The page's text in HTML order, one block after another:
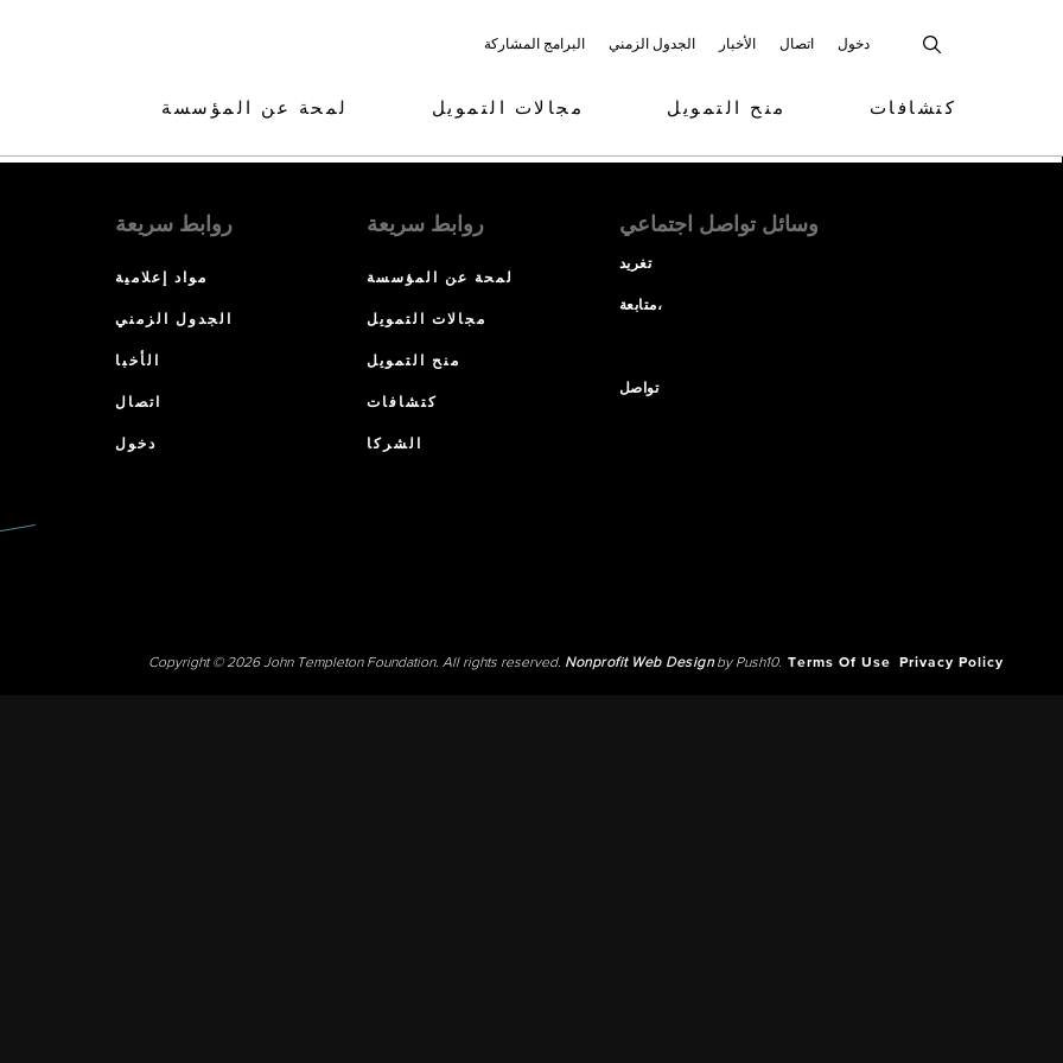
البرامج المشاركة الجدول الزمني الأخبار اتصال دخول
لمحة عن المؤسسة مجالات التمويل منح التمويل كتشافات
روابط سريعة
مواد إعلامية
الجدول الزمني
الأخبا
اتصال
دخول
روابط سريعة
لمحة عن المؤسسة
مجالات التمويل
منح التمويل
كتشافات
الشركا
وسائل تواصل اجتماعي
تغريد
متابعة،
تواصل
Copyright © 2026 John Templeton Foundation. All rights reserved. Nonprofit Web Designby Push10. Terms Of Use Privacy Policy